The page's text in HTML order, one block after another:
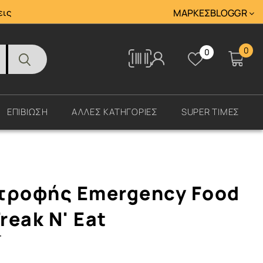
Tracking ΜΆΡΚΕΣBLOGGR
Tracking 0 0
ΕΠΙΒΙΩΣΗ ΑΛΛΕΣ ΚΑΤΗΓΟΡΙΕΣ SUPER ΤΙΜΕΣ
Emergency Food
N' Eat